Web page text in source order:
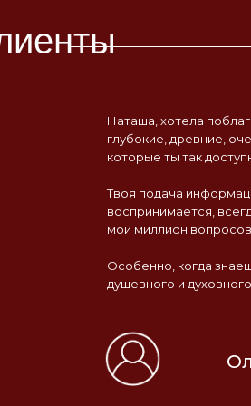
Наташа, хотела
глубокие, древние,
которые ты так
Твоя подача
воспринимается,
мои миллион вопросов.
Особенно, когда
душевного и